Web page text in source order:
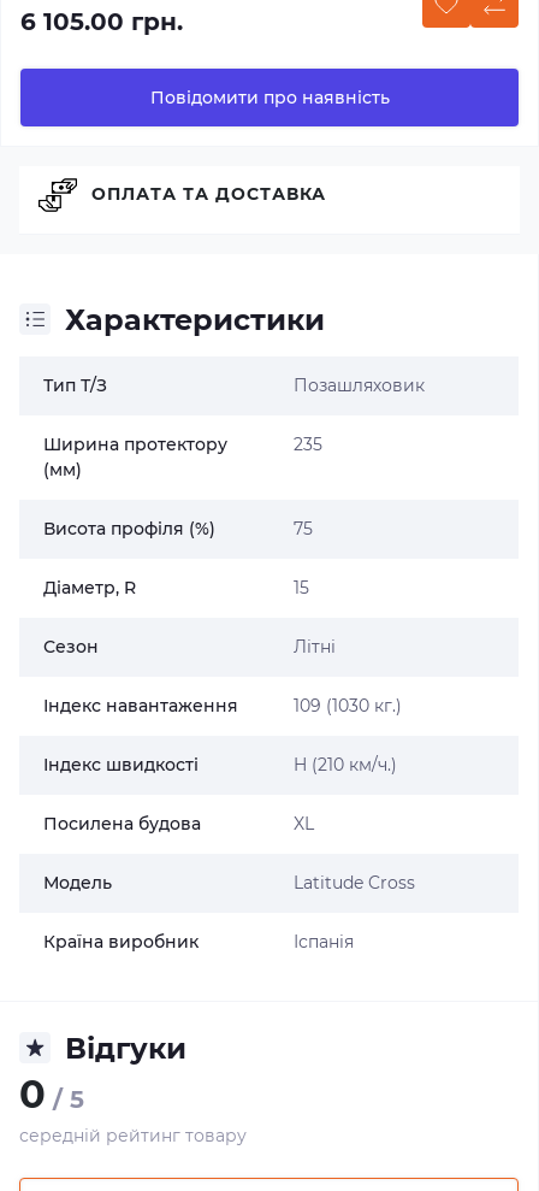
6 105.00 грн.
Повідомити про наявність
Характеристики
Тип Т/З Позашляховик
Ширина протектору
(мм)
235
Висота профіля (%) 75
Діаметр, R 15
Сезон Літні
Індекс навантаження 109 (1030 кг.)
Індекс швидкості H (210 км/ч.)
Посилена будова XL
Модель Latitude Cross
Країна виробник Іспанія
Відгуки
0 / 5
середній рейтинг товару
ОПЛАТА ТА ДОСТАВКА